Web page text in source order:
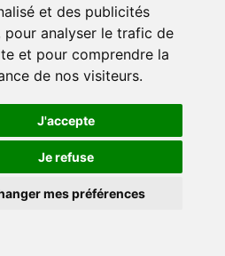
et des publicités
pour analyser le trafic de
et pour comprendre la
de nos visiteurs.
J'accepte
Je refuse
mes préférences
voisins, c'est assez
retrouve pas dans d'autres
par exemple.
pas tof à Bruxelles ?
fuir de Bruxelles ?
bouché. J'essaie de
transports en commun,
où ça n'est pas possible. Et
lever à 6h du matin pour
à un rendez-vous.